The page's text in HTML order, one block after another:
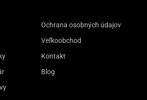
Ochrana osobných údajov
Veľkoobchod
Kontakt
Blog